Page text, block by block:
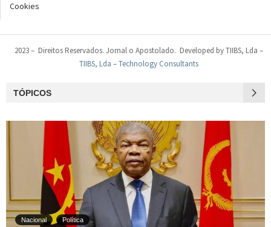
Cookies
2023 – Direitos Reservados. Jornal o Apostolado. Developed by TIIBS, Lda –
TIIBS, Lda – Technology Consultants
TÓPICOS
Nacional Política